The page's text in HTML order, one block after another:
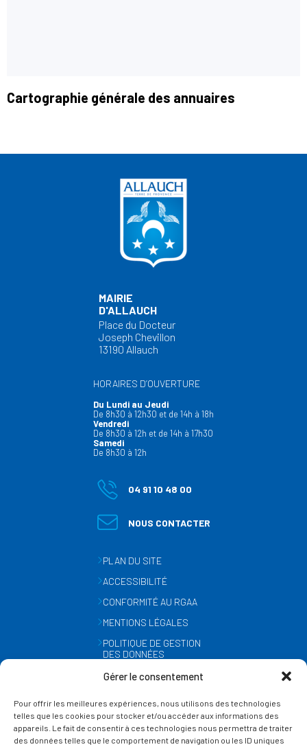
Gérer le consentement
Pour offrir les meilleures expériences, nous utilisons des technologies
telles que les cookies pour stocker et/ou accéder aux informations des
appareils. Le fait de consentir à ces technologies nous permettra de traiter
des données telles que le comportement de navigation ou les ID uniques
Cartographie générale des annuaires
MAIRIE
D'ALLAUCH
Place du Docteur
Joseph Chevillon
13190 Allauch
HORAIRES D’OUVERTURE
Du Lundi au Jeudi
De 8h30 à 12h30 et de 14h à 18h
Vendredi
De 8h30 à 12h et de 14h à 17h30
Samedi
De 8h30 à 12h
04 91 10 48 00
NOUS CONTACTER
PLAN DU SITE
ACCESSIBILITÉ
CONFORMITÉ AU RGAA
MENTIONS LÉGALES
POLITIQUE DE GESTION
DES DONNÉES
GESTION DES COOKIES